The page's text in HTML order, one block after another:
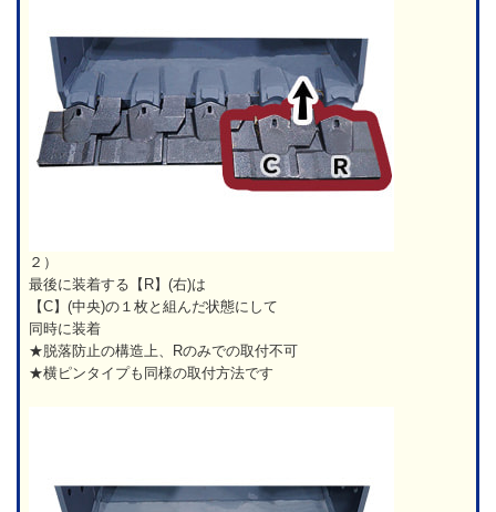
２）
最後に装着する【R】(右)は
【C】(中央)の１枚と組んだ状態にして
同時に装着
★脱落防止の構造上、Rのみでの取付不可
★横ピンタイプも同様の取付方法です